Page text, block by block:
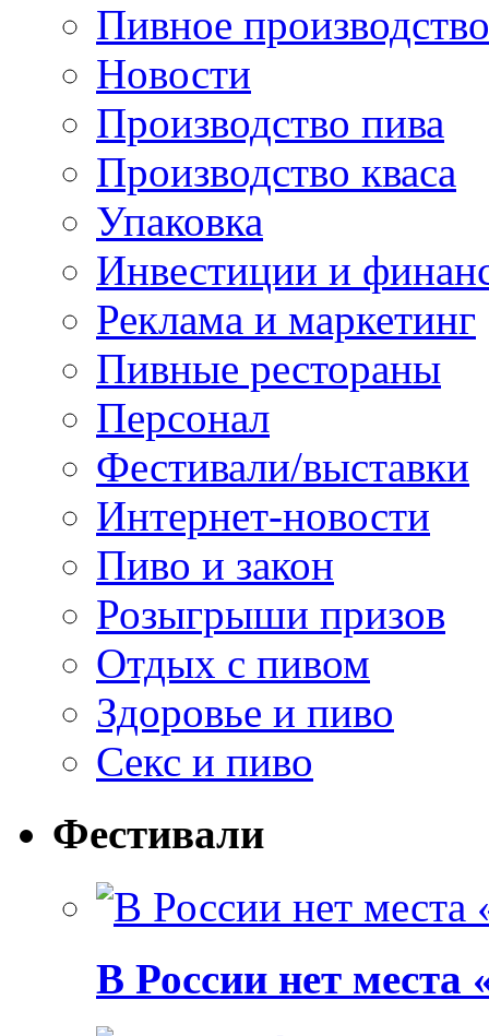
Пивное производство
Новости
Производство пива
Производство кваса
Упаковка
Инвестиции и
Реклама и маркетинг
Пивные рестораны
Персонал
Фестивали/выставки
Интернет-новости
Пиво и закон
Розыгрыши призов
Отдых с пивом
Здоровье и пиво
Секс и пиво
Фестивали
В России нет места